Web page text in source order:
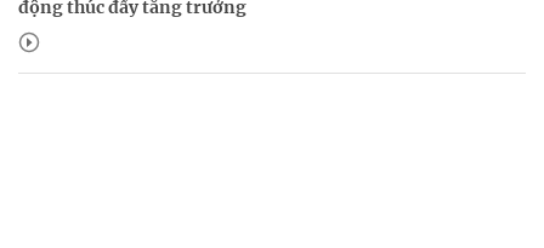
động thúc đẩy tăng trưởng